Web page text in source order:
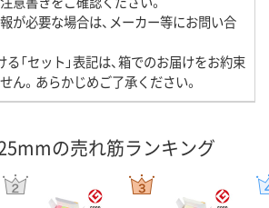
が必要な場合は、メーカー等にお問い合
る「セット」表記は、箱でのお届けをお約束
ん。あらかじめご了承ください。
の売れ筋ランキング